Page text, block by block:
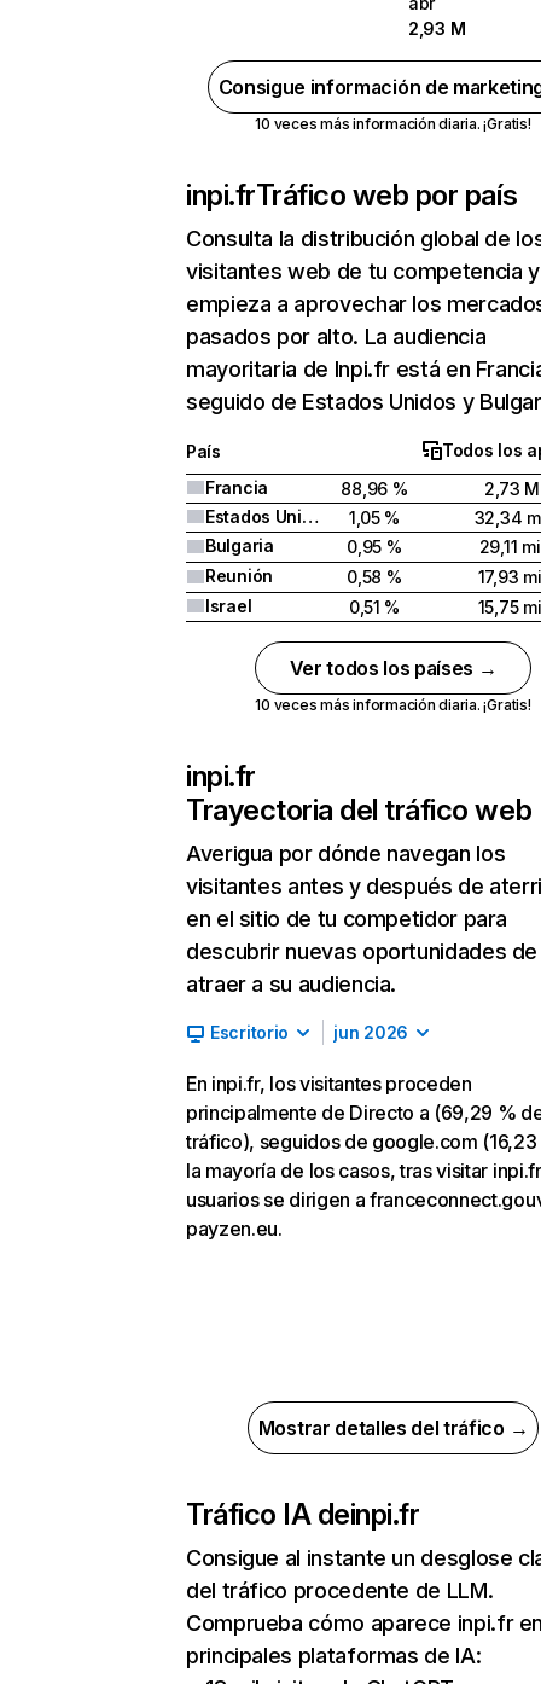
2,93 M
Consigue información de
10 veces más información diaria. ¡Gratis!
inpi.frTráfico web por país
Consulta la distribución global de
visitantes web de tu competencia y
empieza a aprovechar los
pasados por alto. La audiencia
mayoritaria de Inpi.fr está en
seguido de Estados Unidos y
País
Todos los
Francia
88,96 %
2,73 M
Estados Unidos
1,05 %
32,34
Bulgaria
0,95 %
29,11
Reunión
0,58 %
17,93
Israel
0,51 % 15,75
Ver todos los países →
10 veces más información diaria. ¡Gratis!
inpi.fr
Trayectoria del tráfico web
Averigua por dónde navegan los
visitantes antes y después de
en el sitio de tu competidor para
descubrir nuevas oportunidades de
atraer a su audiencia.
Escritorio jun 2026
En inpi.fr, los visitantes proceden
principalmente de Directo a (69,29 %
tráfico), seguidos de google.com (16,23
la mayoría de los casos, tras visitar
usuarios se dirigen a
payzen.eu.
Mostrar detalles del tráfico →
Tráfico IA deinpi.fr
Consigue al instante un desglose
del tráfico procedente de LLM.
Comprueba cómo aparece inpi.fr
principales plataformas de IA: